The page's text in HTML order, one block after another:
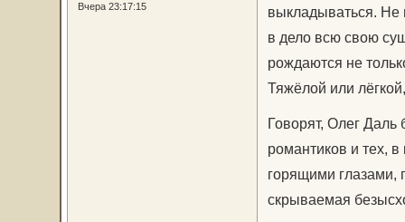
Вчера 23:17:15
выкладываться. Не
в дело всю свою
рождаются не
Тяжёлой или
Говорят, Олег Даль
романтиков и тех,
горящими глазами,
скрываемая